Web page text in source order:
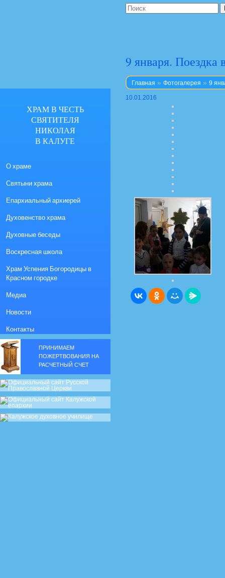
9 января. Поездка
Главная » Фотогалерея » 9
10.01.2016
ХРАМ В ЧЕСТЬ
СВЯТИТЕЛЯ
НИКОЛАЯ
В КАЛУГЕ
О храме
Святыни храма
Епархиальный архиерей
Духовенство храма
Духовные беседы
Воскресная школа
Храм Успения Богородицы в
Красном городке
Медиа
Новости
Контакты
ПРИНИМАЕМ
ПОЖЕРТВОВАНИЯ НА
РАСЧЕТНЫЙ СЧЕТ